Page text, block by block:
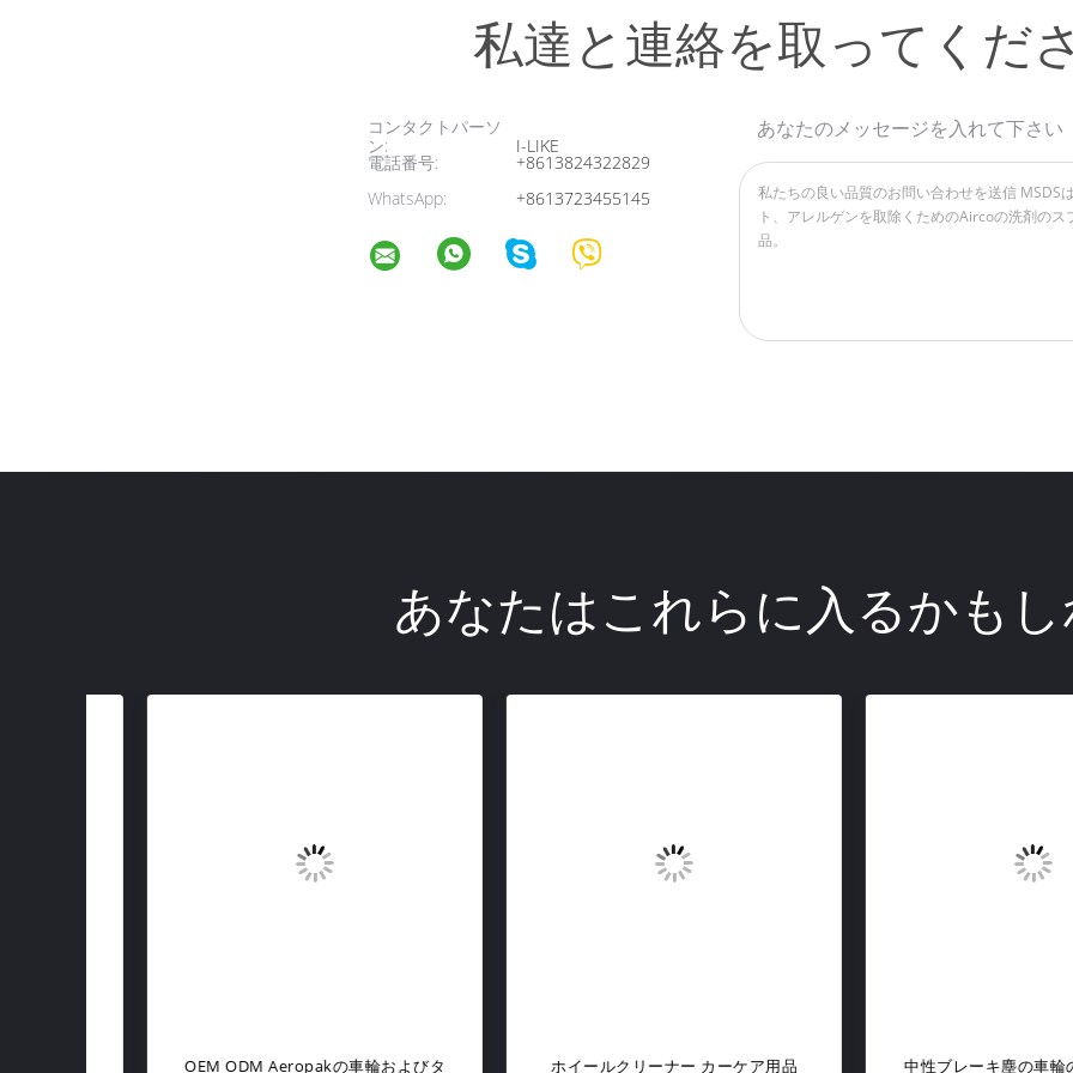
私達と連絡を取ってくだ
コンタクトパーソ
ン:
I-LIKE
電話番号:
+8613824322829
WhatsApp:
+8613723455145
あなたのメッセージを入れて下さい
あなたはこれらに入るかも
OEM ODM Aeropakの車輪およびタ ホイールクリーナー カーケア用品 中性ブレーキ塵の車輪のより